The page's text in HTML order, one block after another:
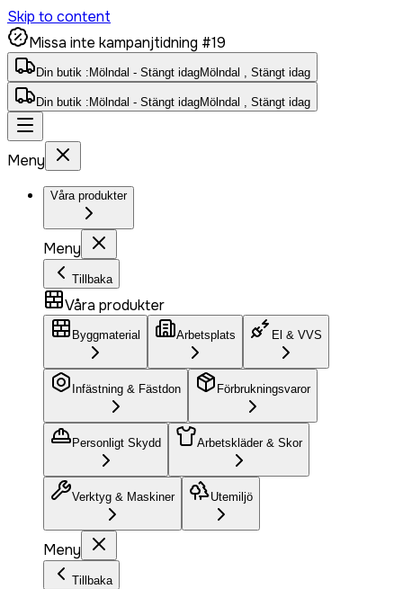
Skip to content
Missa inte kampanjtidning #19
Din butik : Mölndal - Stängt idagMölndal , Stängt idag
Din butik : Mölndal - Stängt idagMölndal , Stängt idag
Meny
Våra produkter
Meny
Tillbaka
Våra produkter
Byggmaterial Arbetsplats El & VVS
Infästning & Fästdon Förbrukningsvaror
Personligt Skydd Arbetskläder & Skor
Verktyg & Maskiner Utemiljö
Meny
Tillbaka